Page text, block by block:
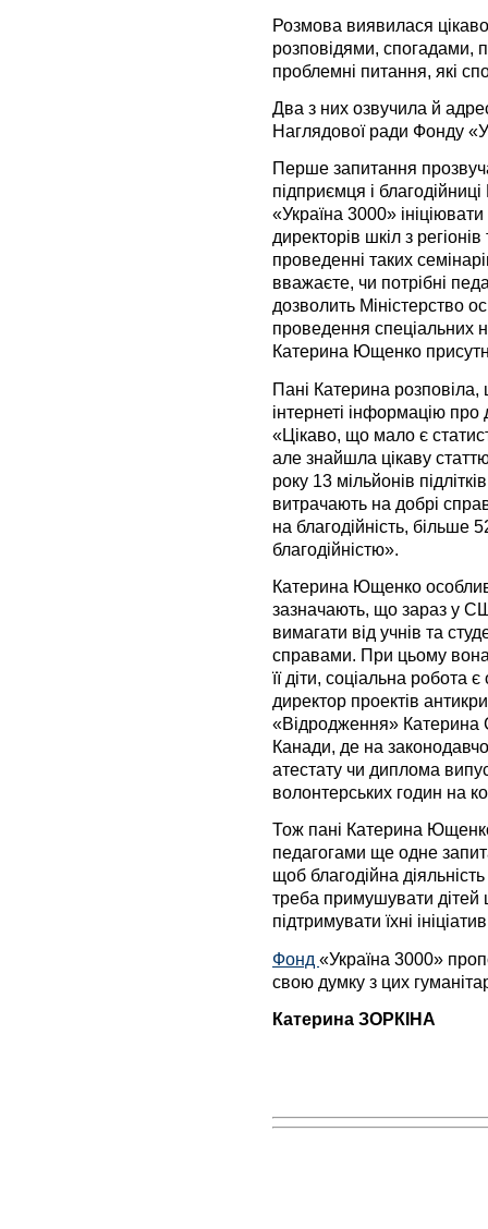
Розмова виявилася
розповідями, спогадами,
проблемні питання, які
Два з них озвучила й
Наглядової ради Фонду
Перше запитання
підприємця і
«Україна 3000»
директорів шкіл з
проведенні таких
вважаєте, чи потрібні
дозволить Міністерство
проведення спеціальних
Катерина Ющенко
Пані Катерина
інтернеті інформацію про
«Цікаво, що мало є
але знайшла цікаву
року 13 мільйонів
витрачають на добрі
на благодійність, більше
благодійністю».
Катерина Ющенко
зазначають, що зараз у
вимагати від учнів та
справами. При цьому
її діти, соціальна робота
директор проектів
«Відродження» Катерина
Канади, де на
атестату чи диплома
волонтерських годин на
Тож пані Катерина
педагогами ще одне
щоб благодійна
треба примушувати дітей
підтримувати їхні
Фонд «Україна 3000»
свою думку з цих
Катерина ЗОРКІНА